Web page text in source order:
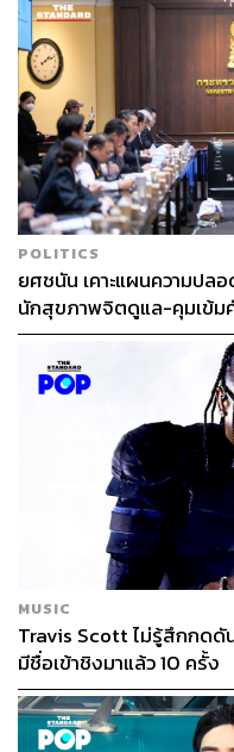
POLITICS
ยศชนัน เคาะแผนความปล
นักสุขภาพจิตดูแล-คุมเข้
MUSIC
Travis Scott ไม่รู้สึกกดดั
มีชื่อเข้าชิงมาแล้ว 10 ครั้ง